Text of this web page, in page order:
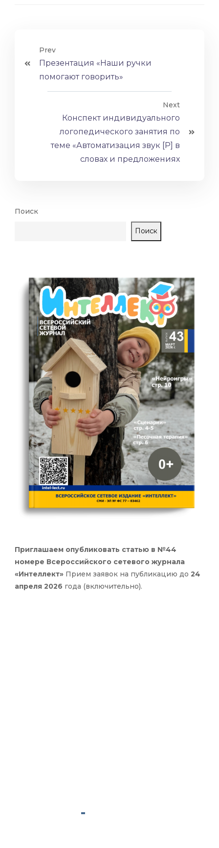
Prev
Презентация «Наши ручки
помогают говорить»
Next
Конспект индивидуального
логопедического занятия по
теме «Автоматизация звук [Р] в
словах и предложениях
Поиск
Поиск
Приглашаем опубликовать статью в №44
номере Всероссийского сетевого журнала
«Интеллект» Прием заявок на публикацию до 24
апреля 2026 года (включительно).